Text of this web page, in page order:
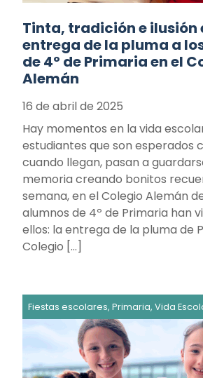
Tinta, tradición e ilusión
entrega de la pluma a
de 4º de Primaria en el
Alemán
16 de abril de 2025
Hay momentos en la vida
estudiantes que son esperados
cuando llegan, pasan a
memoria creando bonitos
semana, en el Colegio Alemán
alumnos de 4º de Primaria han
ellos: la entrega de la pluma de
Colegio […]
Fiestas escolares, Primaria, Vida